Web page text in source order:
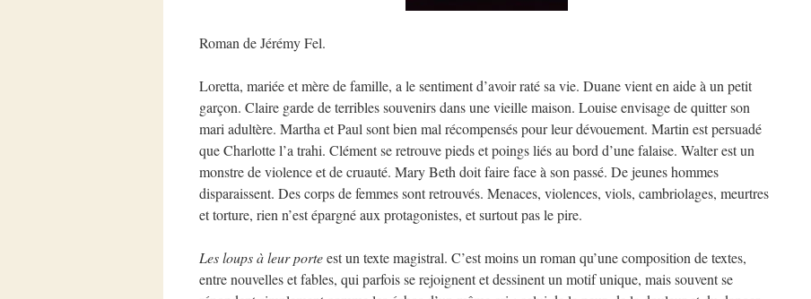
Roman de Jérémy Fel.
Loretta, mariée et mère de famille, a le sentiment d’avoir raté sa vie. Duane vient en aide à un petit
garçon. Claire garde de terribles souvenirs dans une vieille maison. Louise envisage de quitter son
mari adultère. Martha et Paul sont bien mal récompensés pour leur dévouement. Martin est persuadé
que Charlotte l’a trahi. Clément se retrouve pieds et poings liés au bord d’une falaise. Walter est un
monstre de violence et de cruauté. Mary Beth doit faire face à son passé. De jeunes hommes
disparaissent. Des corps de femmes sont retrouvés. Menaces, violences, viols, cambriolages, meurtres
et torture, rien n’est épargné aux protagonistes, et surtout pas le pire.
Les loups à leur porteest un texte magistral. C’est moins un roman qu’une composition de textes,
entre nouvelles et fables, qui parfois se rejoignent et dessinent un motif unique, mais souvent se